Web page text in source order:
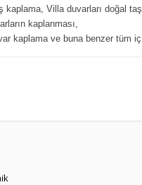
kaplama, Villa duvarları doğal
kaplanması,
kaplama ve buna benzer tüm